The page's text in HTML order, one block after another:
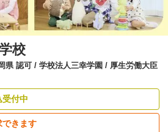
校
県 認可 / 学校法人三幸学園 / 厚生労働大臣
受付中
できます